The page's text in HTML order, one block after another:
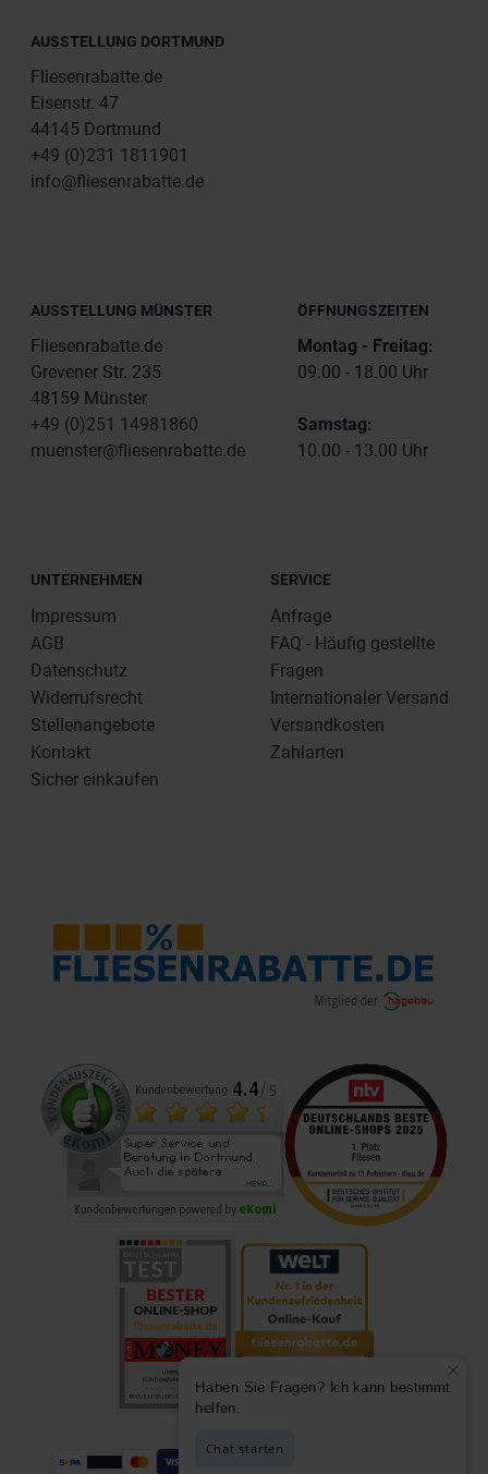
AUSSTELLUNG DORTMUND
Fliesenrabatte.de
Eisenstr. 47
44145 Dortmund
+49 (0)231 1811901
info@fliesenrabatte.de
AUSSTELLUNG MÜNSTER
Fliesenrabatte.de
Grevener Str. 235
48159 Münster
+49 (0)251 14981860
muenster@fliesenrabatte.de
ÖFFNUNGSZEITEN
Montag - Freitag:
09.00 - 18.00 Uhr
Samstag:
10.00 - 13.00 Uhr
UNTERNEHMEN
Impressum
AGB
Datenschutz
Widerrufsrecht
Stellenangebote
Kontakt
Sicher einkaufen
SERVICE
Anfrage
FAQ - Häufig gestellte
Fragen
Internationaler Versand
Versandkosten
Zahlarten